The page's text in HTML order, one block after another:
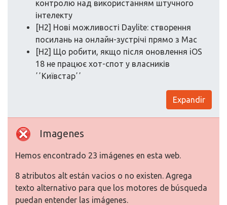
контролю над використанням штучного
інтелекту
[H2] Нові можливості Daylite: створення
посилань на онлайн-зустрічі прямо з Mac
[H2] Що робити, якщо після оновлення iOS
18 не працює хот-спот у власників
ʼʼКиївстарʼʼ
Expandir
Imagenes
Hemos encontrado 23 imágenes en esta web.
8 atributos alt están vacios o no existen. Agrega
texto alternativo para que los motores de búsqueda
puedan entender las imágenes.